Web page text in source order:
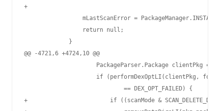
+
mLastScanError =
                 return null;
             }
@@ -4721,6 +4724,10 @@
PackageParser.Package clientPkg =
if (performDexOptLI(clientPkg,
                             == DEX_OPT_FAILED) {
+                        if ((scanMode &